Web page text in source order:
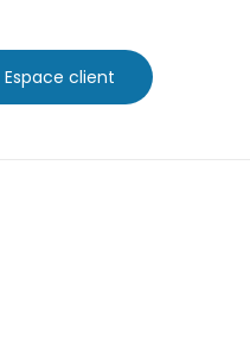
Espace client